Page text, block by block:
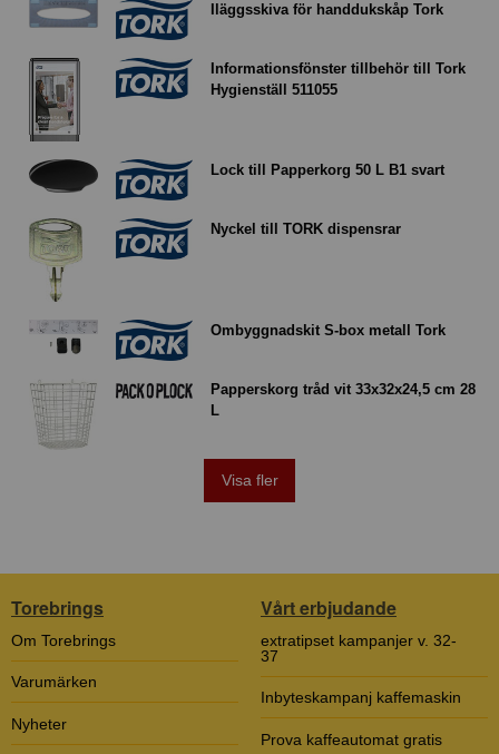
Iläggsskiva för handdukskåp Tork
Informationsfönster tillbehör till Tork
Hygienställ 511055
Lock till Papperkorg 50 L B1 svart
Nyckel till TORK dispensrar
Ombyggnadskit S-box metall Tork
Papperskorg tråd vit 33x32x24,5 cm 28
L
Visa fler
Torebrings
Om Torebrings
Varumärken
Nyheter
Vårt erbjudande
extratipset kampanjer v. 32-
37
Inbyteskampanj kaffemaskin
Prova kaffeautomat gratis